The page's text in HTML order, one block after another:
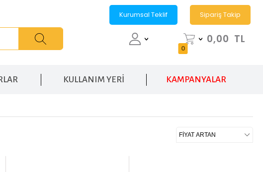
Kurumsal Teklif Sipariş Takip
0
0,00 TL
KULLANIM YERİ KAMPANYALAR